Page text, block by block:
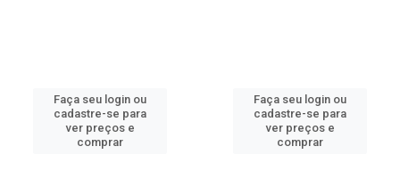
Faça seu login ou
cadastre-se para
ver preços e
comprar
Faça seu login ou
cadastre-se para
ver preços e
comprar